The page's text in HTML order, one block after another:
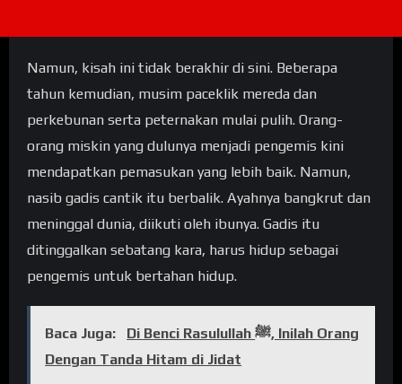
Namun, kisah ini tidak berakhir di sini. Beberapa
tahun kemudian, musim paceklik mereda dan
perkebunan serta peternakan mulai pulih. Orang-
orang miskin yang dulunya menjadi pengemis kini
mendapatkan pemasukan yang lebih baik. Namun,
nasib gadis cantik itu berbalik. Ayahnya bangkrut dan
meninggal dunia, diikuti oleh ibunya. Gadis itu
ditinggalkan sebatang kara, harus hidup sebagai
pengemis untuk bertahan hidup.
Baca Juga:
Di Benci Rasulullah ﷺ, Inilah Orang
Dengan Tanda Hitam di Jidat